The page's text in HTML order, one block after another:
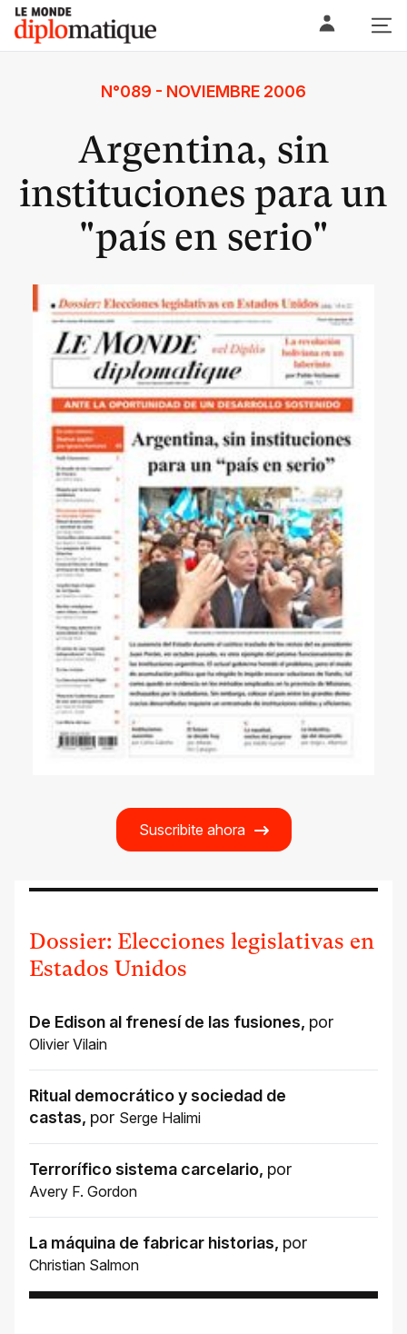
Skip
content
Le monde diplomatique
N°089 - NOVIEMBRE 2006
Argentina, sin
instituciones para un
"país en serio"
Suscribite ahora
Dossier: Elecciones legislativas en
Estados Unidos
De Edison al frenesí de las fusiones, por
Olivier Vilain
Ritual democrático y sociedad de
castas, por Serge Halimi
Terrorífico sistema carcelario, por
Avery F. Gordon
La máquina de fabricar historias, por
Christian Salmon